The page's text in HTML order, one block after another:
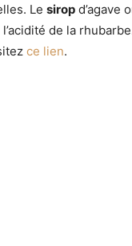
Le sirop d’agave
de la
ce lien.